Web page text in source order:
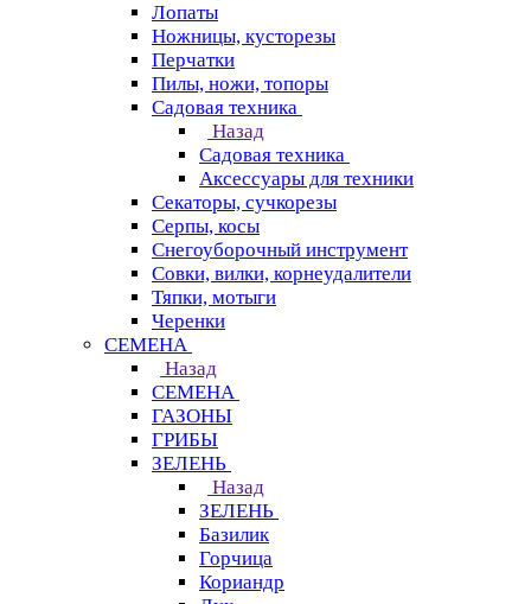
Лопаты
Ножницы, кусторезы
Перчатки
Пилы, ножи, топоры
Садовая техника
Назад
Садовая техника
Аксессуары для техники
Секаторы, сучкорезы
Серпы, косы
Снегоуборочный инструмент
Совки, вилки, корнеудалители
Тяпки, мотыги
Черенки
СЕМЕНА
Назад
СЕМЕНА
ГАЗОНЫ
ГРИБЫ
ЗЕЛЕНЬ
Назад
ЗЕЛЕНЬ
Базилик
Горчица
Кориандр